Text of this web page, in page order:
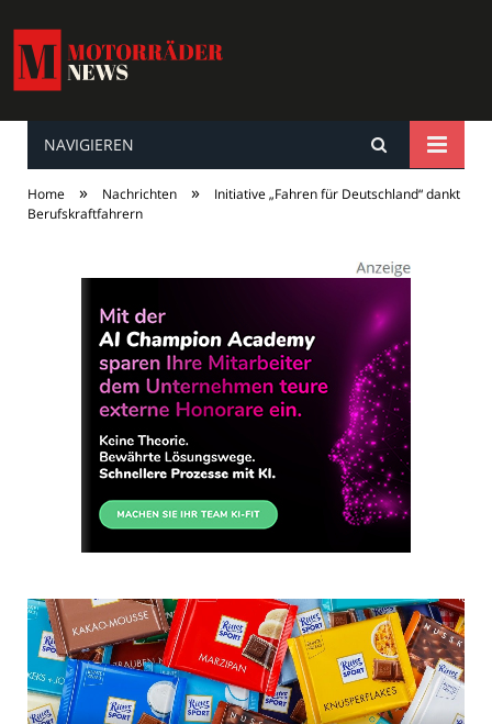
MotorräderNews
NAVIGIEREN
Home » Nachrichten »
Initiative „Fahren für Deutschland“ dankt
Berufskraftfahrern